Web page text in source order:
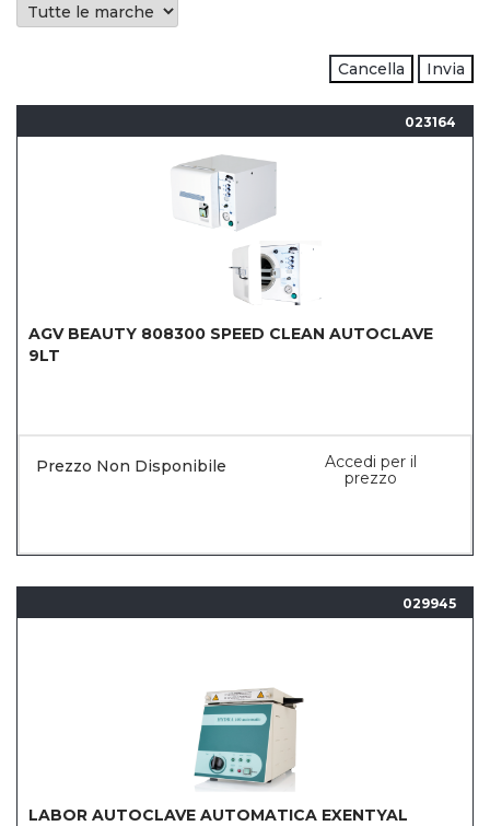
Cancella Invia
023164
AGV BEAUTY 808300 SPEED CLEAN AUTOCLAVE
9LT
Prezzo Non Disponibile
Accedi per il
prezzo
029945
LABOR AUTOCLAVE AUTOMATICA EXENTYAL